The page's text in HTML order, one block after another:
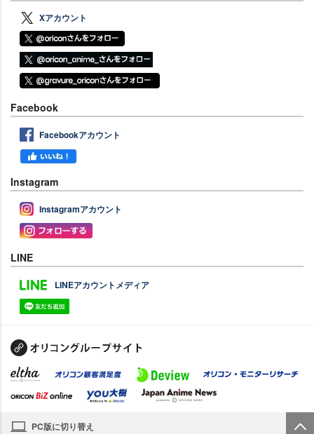
Xアカウント
Facebook
Facebookアカウント
Instagram
Instagramアカウント
LINE
LINEアカウントメディア
PC版に切り替え